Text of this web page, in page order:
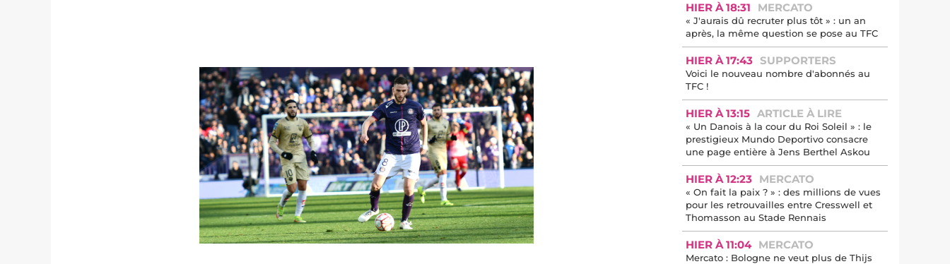
HIER À 18:31 MERCATO
« J'aurais dû recruter plus tôt » : un an
après, la même question se pose au TFC
HIER À 17:43 SUPPORTERS
Voici le nouveau nombre d'abonnés au
TFC !
HIER À 13:15 ARTICLE À LIRE
« Un Danois à la cour du Roi Soleil » : le
prestigieux Mundo Deportivo consacre
une page entière à Jens Berthel Askou
HIER À 12:23 MERCATO
« On fait la paix ? » : des millions de vues
pour les retrouvailles entre Cresswell et
Thomasson au Stade Rennais
HIER À 11:04 MERCATO
Mercato : Bologne ne veut plus de Thijs